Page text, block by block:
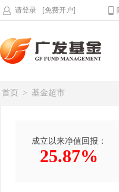
请登录 [免费开户]
首页 > 基金超市
成立以来净值回报：
25.87%